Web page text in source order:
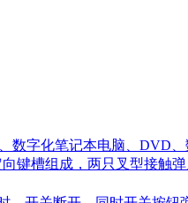
数字化笔记本电脑、DVD、
键槽组成，两只叉型接触